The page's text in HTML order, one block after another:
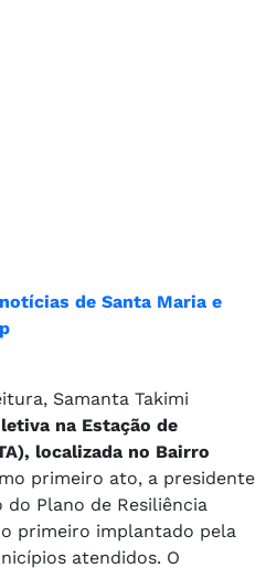
de Santa Maria e
Samanta Takimi
na Estação de
localizada no Bairro
primeiro ato, a presidente
Plano de Resiliência
primeiro implantado pela
atendidos. O